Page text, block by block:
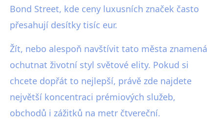
Bond Street, kde ceny luxusních značek často
přesahují desítky tisíc eur.
Žít, nebo alespoň navštívit tato města znamená
ochutnat životní styl světové elity. Pokud si
chcete dopřát to nejlepší, právě zde najdete
největší koncentraci prémiových služeb,
obchodů i zážitků na metr čtvereční.